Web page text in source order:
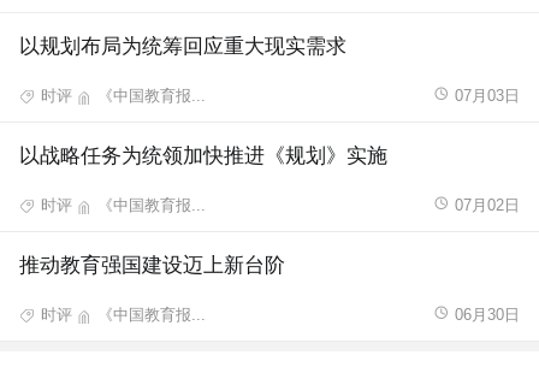
以规划布局为统筹回应重大现实需求
时评 《中国教育报... 07月03日
以战略任务为统领加快推进《规划》实施
时评 《中国教育报... 07月02日
推动教育强国建设迈上新台阶
时评 《中国教育报... 06月30日